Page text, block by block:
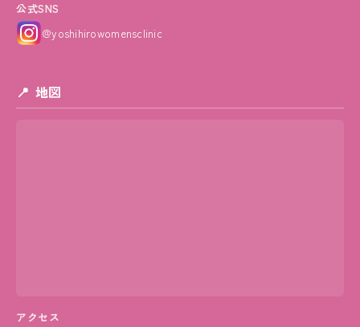
公式SNS
@yoshihirowomensclinic
地図
アクセス